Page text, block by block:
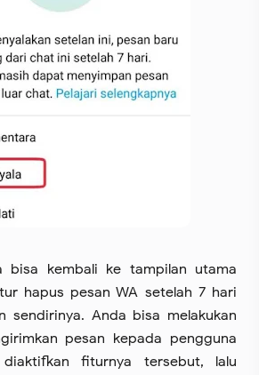
bisa kembali ke tampilan utama
hapus pesan WA setelah 7 hari
sendirinya. Anda bisa melakukan
pesan kepada pengguna
fiturnya tersebut, lalu